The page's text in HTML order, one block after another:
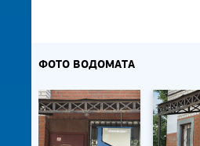
ФОТО ВОДОМАТА